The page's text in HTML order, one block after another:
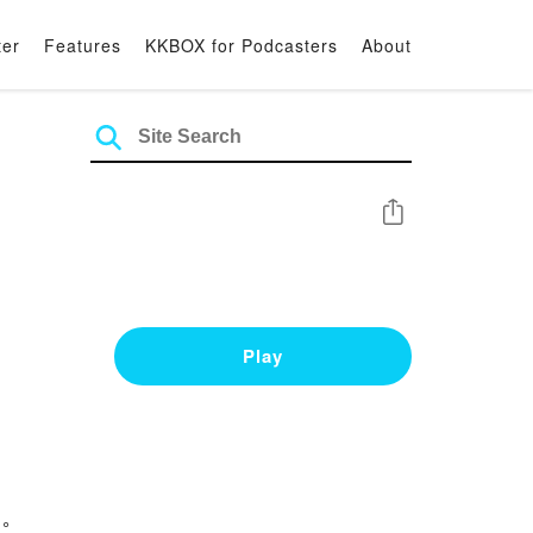
Features KKBOX for Podcasters About
Share
Play